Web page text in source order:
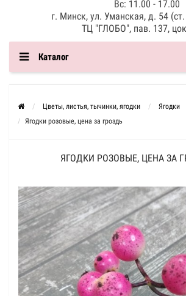
Вс: 11.00 - 17.00
г. Минск, ул. Уманская, д. 54
ТЦ "ГЛОБО", пав. 137,
Каталог
Цветы, листья, тычинки, ягодки
Ягодки
Ягодки розовые, цена за гроздь
ЯГОДКИ РОЗОВЫЕ, ЦЕНА ЗА